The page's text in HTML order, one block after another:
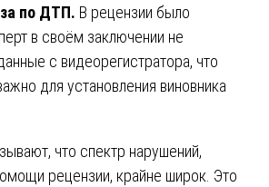
по ДТП. В рецензии было
в своём заключении не
с видеорегистратора, что
для установления виновника
что спектр нарушений,
рецензии, крайне широк. Это